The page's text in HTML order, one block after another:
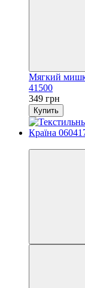
Мягкий
41500
349 грн
Купить